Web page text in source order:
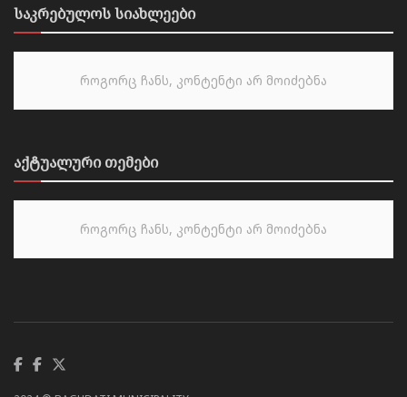
საკრებულოს სიახლეები
როგორც ჩანს, კონტენტი არ მოიძებნა
აქტუალური თემები
როგორც ჩანს, კონტენტი არ მოიძებნა